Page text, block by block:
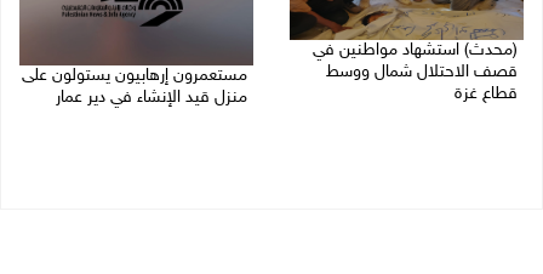
(محدث) استشهاد مواطنين في
قصف الاحتلال شمال ووسط
قطاع غزة
مستعمرون إرهابيون يستولون على
منزل قيد الإنشاء في دير عمار